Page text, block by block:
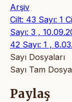
Arşiv
Cilt: 43 Sayı: 1
Sayı: 3 ,
42 Sayı: 1 ,
Sayı Dosyaları
Sayı Tam
Paylaş